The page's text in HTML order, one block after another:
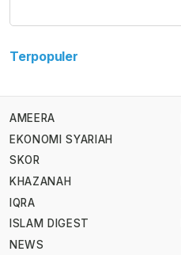
Terpopuler
AMEERA
EKONOMI SYARIAH
SKOR
KHAZANAH
IQRA
ISLAM DIGEST
NEWS